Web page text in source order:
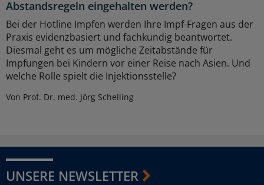
Abstandsregeln eingehalten werden?
Bei der Hotline Impfen werden Ihre Impf-Fragen aus der
Praxis evidenzbasiert und fachkundig beantwortet.
Diesmal geht es um mögliche Zeitabstände für
Impfungen bei Kindern vor einer Reise nach Asien. Und
welche Rolle spielt die Injektionsstelle?
Von Prof. Dr. med. Jörg Schelling
UNSERE NEWSLETTER